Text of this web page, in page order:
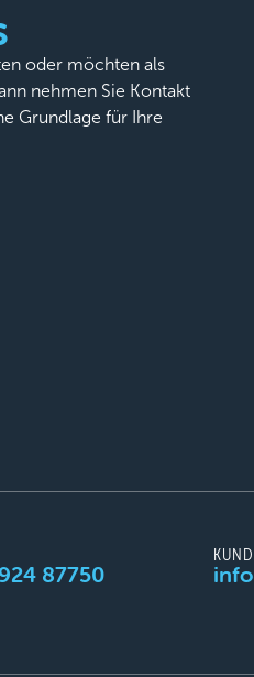
oder möchten als
nehmen Sie Kontakt
Grundlage für Ihre
87750